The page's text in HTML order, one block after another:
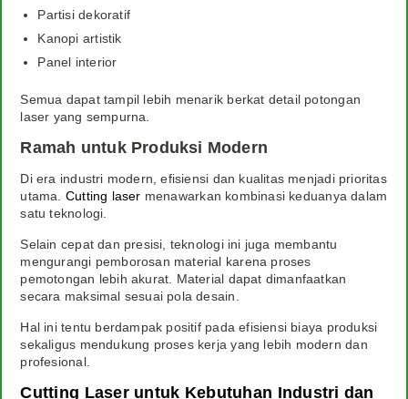
Partisi dekoratif
Kanopi artistik
Panel interior
Semua dapat tampil lebih menarik berkat detail potongan
laser yang sempurna.
Ramah untuk Produksi Modern
Di era industri modern, efisiensi dan kualitas menjadi prioritas
utama. Cutting laser menawarkan kombinasi keduanya dalam
satu teknologi.
Selain cepat dan presisi, teknologi ini juga membantu
mengurangi pemborosan material karena proses
pemotongan lebih akurat. Material dapat dimanfaatkan
secara maksimal sesuai pola desain.
Hal ini tentu berdampak positif pada efisiensi biaya produksi
sekaligus mendukung proses kerja yang lebih modern dan
profesional.
Cutting Laser untuk Kebutuhan Industri dan